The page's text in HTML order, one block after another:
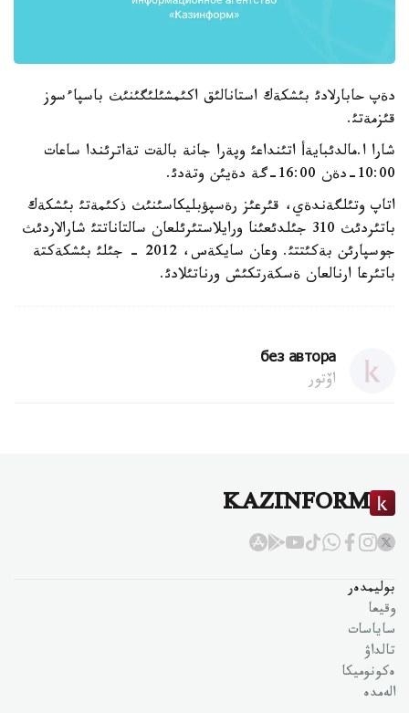
دةپ حابارلادئ بئشكةك استانالئق اكئمشئلئگئنئث باسپاءسوز
قئزمةتئ.
شارا ا.مالدئبايةأ اتئنداعئ وپةرا جانة بالةت تةاترئندا ساعات
10:00-دةن 16:00-گة دةيئن وتةدئ.
اتاپ وتئلگةندةي، قئرعئز رةسپؤبليكاسئنئث ذكئمةتئ بئشكةك
باتئردئث 310 جئلدئعئنا ورايلاستئرئلعان سالتاناتتئ شارالاردئث
جوسپارئن بةكئتتئ. وعان سايكةس، 2012 - جئلئ بئشكةكتة
باتئرعا ارنالعان ةسكةرتكئش ورناتئلادئ.
без автора
اۆتور
KAZINFORM
بوليمدەر
وقيعا
ساياسات
تالداۋ
ەكونوميكا
الەمدە